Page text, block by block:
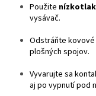
Použite
vysávač.
Odstráňte
plošných spojov.
Vyvarujte sa
aj po vypnutí pod